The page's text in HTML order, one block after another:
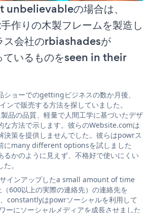
の場合は、
作りの木製フレームを製造し
ス会社のrbiashadesが
いるものをseen in their
ショーでのgettingビジネスの数か月後、
で販売する方法を探していました。
品の品質、軽量で人間工学に基づいたデザ
な方法で示します。彼らのWebsite.comは
決策を提供しませんでした。彼らはpowrス
にmany different optionsを試しました
るかのように見えず、不格好で使いにくい
。
インアップしたa small amount of time
600以上の実際の連絡先）の連絡先を
constantlyはpowrソーシャルを利用して
ーにソーシャルメディアを成長させました